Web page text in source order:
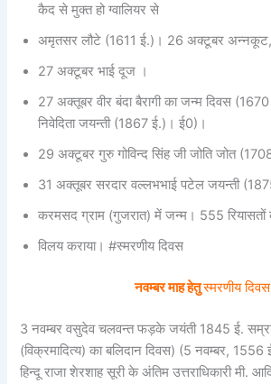
कैद से मुक्त हो ग्वालियर से
अमृतसर लौटे (1611 ई.)। 26 अक्टूबर अन्नकूट,
27 अक्टूबर भाई दूज ।
27 अक्तूबर वीर बंदा बैरागी का जन्म दिवस
निवेदिता जयन्ती (1867 ई.)। ई0)।
29 अक्टूबर गुरु गोविन्द सिंह जी जोति जोत
31 अक्तूबर सरदार वल्लभभाई पटेल जयन्ती
करमसद ग्राम (गुजरात) में जन्म। 555 रियासतों
विलय कराया। #स्मरणीय दिवस
नवम्बर माह हेतुस्मरणीय दिवस
3 नवम्बर वसुदेव चलवन्त फड़के जयंती 1845 ई.
(विक्रमादित्य) का बलिदान दिवस) (5 नवम्बर,
हिन्दू राजा शेरशाह सूरी के अंतिम उत्तराधिकारी मी.